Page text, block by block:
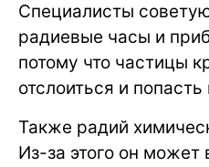
Специалисты
радиевые часы и
потому что частицы
отслоиться и
Также радий
Из-за этого он может